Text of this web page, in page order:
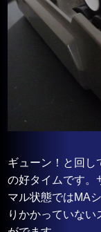
ギューン！と回
の好タイムです。
マル状態ではMA
りかかっていな